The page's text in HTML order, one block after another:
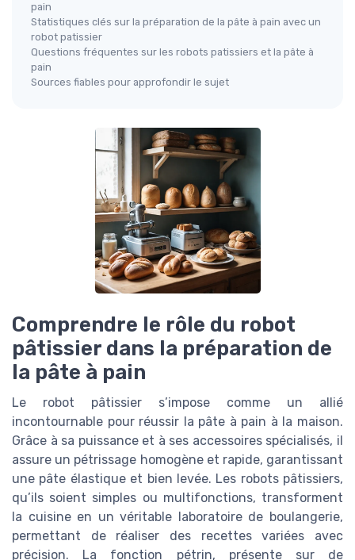
pain
Statistiques clés sur la préparation de la pâte à pain avec un
robot patissier
Questions fréquentes sur les robots patissiers et la pâte à
pain
Sources fiables pour approfondir le sujet
Comprendre le rôle du robot
pâtissier dans la préparation de
la pâte à pain
Le robot pâtissier s’impose comme un allié
incontournable pour réussir la pâte à pain à la maison.
Grâce à sa puissance et à ses accessoires spécialisés, il
assure un pétrissage homogène et rapide, garantissant
une pâte élastique et bien levée. Les robots pâtissiers,
qu’ils soient simples ou multifonctions, transforment
la cuisine en un véritable laboratoire de boulangerie,
permettant de réaliser des recettes variées avec
précision. La fonction pétrin, présente sur de